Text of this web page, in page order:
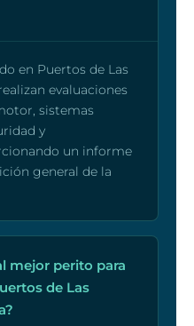
en Puertos de Las
evaluaciones
sistemas
y
un informe
general de la
mejor perito para
de Las